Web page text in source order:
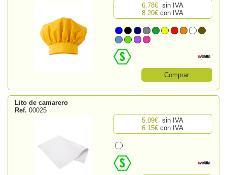
6.78€ sin IVA
8.20€ con IVA
Comprar
Lito de camarero
Ref. 00025
5.09€ sin IVA
6.15€ con IVA